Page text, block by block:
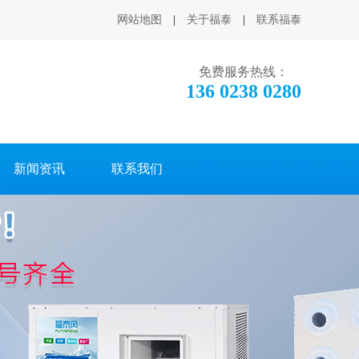
网站地图 关于福泰 联系福泰
免费服务热线：
136 0238 0280
新闻资讯 联系我们